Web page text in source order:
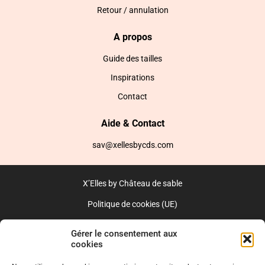
Gérer le consentement aux
cookies
Retour / annulation
A propos
Guide des tailles
Inspirations
Contact
Aide & Contact
sav@xellesbycds.com
X’Elles by Château de sable
Politique de cookies (UE)
Réalisé par l’agence web :